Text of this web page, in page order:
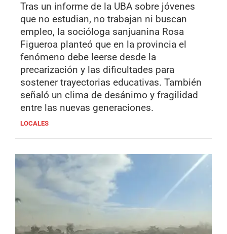
Tras un informe de la UBA sobre jóvenes
que no estudian, no trabajan ni buscan
empleo, la socióloga sanjuanina Rosa
Figueroa planteó que en la provincia el
fenómeno debe leerse desde la
precarización y las dificultades para
sostener trayectorias educativas. También
señaló un clima de desánimo y fragilidad
entre las nuevas generaciones.
LOCALES